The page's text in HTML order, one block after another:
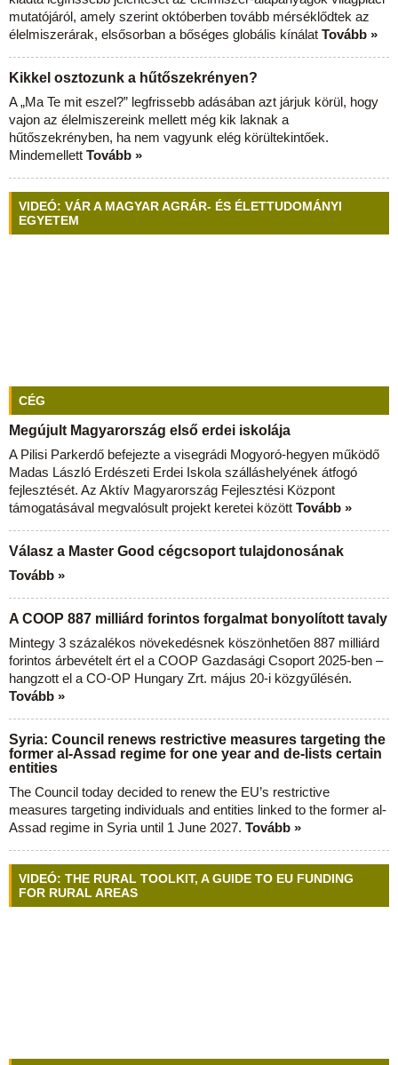
mutatójáról, amely szerint októberben tovább mérséklődtek az
élelmiszerárak, elsősorban a bőséges globális kínálat Tovább »
Kikkel osztozunk a hűtőszekrényen?
A „Ma Te mit eszel?” legfrissebb adásában azt járjuk körül, hogy
vajon az élelmiszereink mellett még kik laknak a
hűtőszekrényben, ha nem vagyunk elég körültekintőek.
Mindemellett Tovább »
VIDEÓ: VÁR A MAGYAR AGRÁR- ÉS ÉLETTUDOMÁNYI
EGYETEM
CÉG
Megújult Magyarország első erdei iskolája
A Pilisi Parkerdő befejezte a visegrádi Mogyoró-hegyen működő
Madas László Erdészeti Erdei Iskola szálláshelyének átfogó
fejlesztését. Az Aktív Magyarország Fejlesztési Központ
támogatásával megvalósult projekt keretei között Tovább »
Válasz a Master Good cégcsoport tulajdonosának
Tovább »
A COOP 887 milliárd forintos forgalmat bonyolított tavaly
Mintegy 3 százalékos növekedésnek köszönhetően 887 milliárd
forintos árbevételt ért el a COOP Gazdasági Csoport 2025-ben –
hangzott el a CO-OP Hungary Zrt. május 20-i közgyűlésén.
Tovább »
Syria: Council renews restrictive measures targeting the
former al-Assad regime for one year and de-lists certain
entities
The Council today decided to renew the EU’s restrictive
measures targeting individuals and entities linked to the former al-
Assad regime in Syria until 1 June 2027. Tovább »
VIDEÓ: THE RURAL TOOLKIT, A GUIDE TO EU FUNDING
FOR RURAL AREAS